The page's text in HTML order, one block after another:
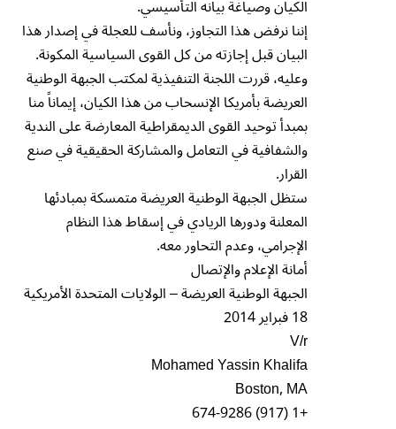
الكيان وصياغة بيانه التأسيسي.
إننا نرفض هذا التجاوز، ونأسف للعجلة في إصدار هذا
البيان قبل إجازته من كل القوى السياسية المكونة.
وعليه، قررت اللجنة التنفيذية لمكتب الجبهة الوطنية
العريضة بأمريكا الإنسحاب من هذا الكيان، إيماناً منا
بمبدأ توحيد القوى الديمقراطية المعارضة على الندية
والشفافية في التعامل والمشاركة الحقيقية في صنع
القرار.
ستظل الجبهة الوطنية العريضة متمسكة بمبادئها
المعلنة ودورها الريادي في إسقاط هذا النظام
الإجرامي، وعدم التحاور معه.
أمانة الإعلام والإتصال
الجبهة الوطنية العريضة – الولايات المتحدة الأمريكية
18 فبراير 2014
V/r
Mohamed Yassin Khalifa
Boston, MA
+1 (917) 674-9286